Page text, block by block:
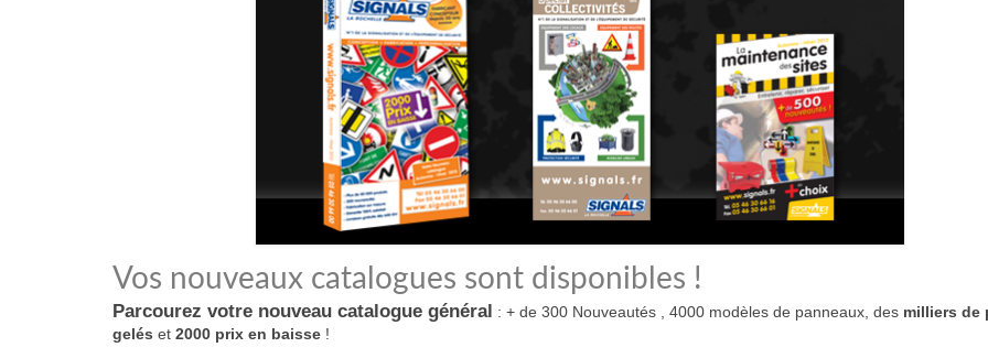
Vos nouveaux catalogues sont disponibles !
Parcourez votre nouveau catalogue général : + de 300 Nouveautés , 4000 modèles de panneaux, des milliers de
gelés et 2000 prix en baisse !